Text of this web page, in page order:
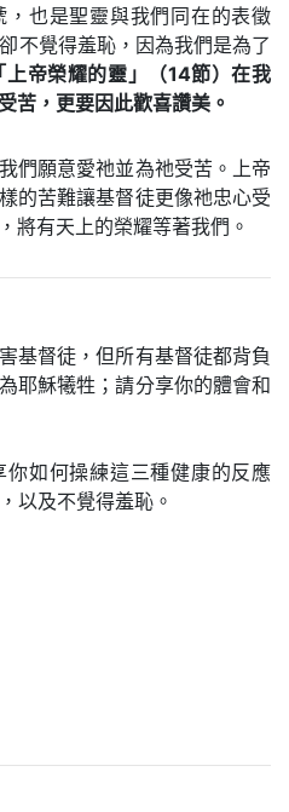
也是聖靈與我們同在的表徵
不覺得羞恥，因為我們是為了
上帝榮耀的靈」（14節）在我
苦，更要因此歡喜讚美。
們願意愛祂並為祂受苦。上帝
的苦難讓基督徒更像祂忠心受
將有天上的榮耀等著我們。
基督徒，但所有基督徒都背負
耶穌犧牲；請分享你的體會和
如何操練這三種健康的反應
以及不覺得羞恥。